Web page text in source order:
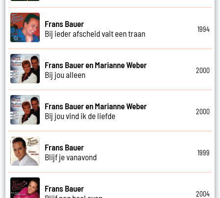
Frans Bauer
Bij ieder afscheid valt een traan
1994
Frans Bauer en Marianne Weber
Bij jou alleen
2000
Frans Bauer en Marianne Weber
Bij jou vind ik de liefde
2000
Frans Bauer
Blijf je vanavond
1999
Frans Bauer
2004